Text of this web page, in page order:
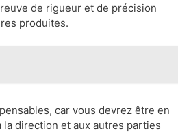
de rigueur et de précision
produites.
car vous devrez être en
direction et aux autres parties